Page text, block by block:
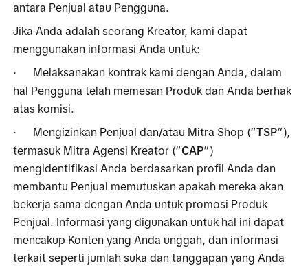
antara Penjual atau Pengguna.
Jika Anda adalah seorang Kreator, kami dapat
menggunakan informasi Anda untuk:
·
Melaksanakan kontrak kami dengan Anda, dalam
hal Pengguna telah memesan Produk dan Anda berhak
atas komisi.
· Mengizinkan Penjual dan/atau Mitra Shop (“TSP”),
termasuk Mitra Agensi Kreator (“CAP”)
mengidentifikasi Anda berdasarkan profil Anda dan
membantu Penjual memutuskan apakah mereka akan
bekerja sama dengan Anda untuk promosi Produk
Penjual. Informasi yang digunakan untuk hal ini dapat
mencakup Konten yang Anda unggah, dan informasi
terkait seperti jumlah suka dan tanggapan yang Anda